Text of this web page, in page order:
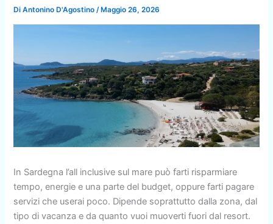
DiAntonino D'Agostino/Maggio 26, 2026
In Sardegna l’all inclusive sul mare può farti risparmiare
tempo, energie e una parte del budget, oppure farti pagare
servizi che userai poco. Dipende soprattutto dalla zona, dal
tipo di vacanza e da quanto vuoi muoverti fuori dal resort.